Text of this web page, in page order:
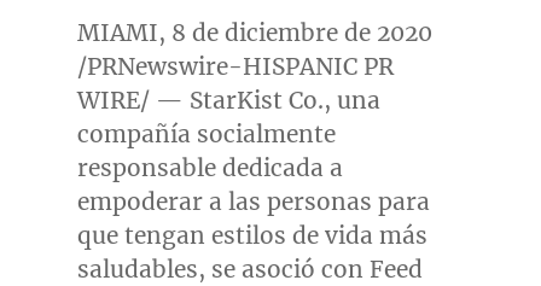
MIAMI, 8 de diciembre de 2020
/PRNewswire-HISPANIC PR
WIRE/ — StarKist Co., una
compañía socialmente
responsable dedicada a
empoderar a las personas para
que tengan estilos de vida más
saludables, se asoció con Feed